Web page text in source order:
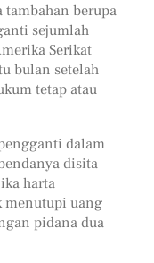
tambahan berupa
sejumlah
Serikat
bulan setelah
tetap atau
dalam
disita
harta
menutupi uang
pidana dua